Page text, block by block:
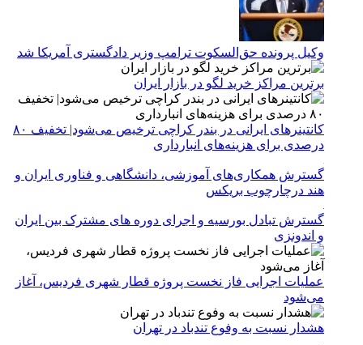
وکیل پرونده حق‌السکوت ترامپ وزیر دادگستری آمریکا شد
برترین مراکز خرید لگو در بازار ایران
کانتینرهای ایرانی در بندر کراچی ترخیص می‌شود| تخفیف ۸۰
درصدی برای هزینه‌های انبارداری
گسترش همکاری‌های آموزشی، دانشگاهی و فناوری ایران و
هند درچارچوب بریکس
گسترش تبادل بورسیه و اجرای دوره های مشترک بین ایران
و اندونزی
عملیات اجرایی فاز نخست پروژه قطار شهری فردیس، آغاز
می‌شود
هشدار نسبت به وفوع تندباد در تهران